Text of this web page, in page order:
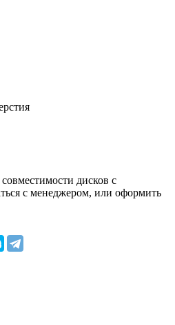
дисков с
с менеджером, или оформить